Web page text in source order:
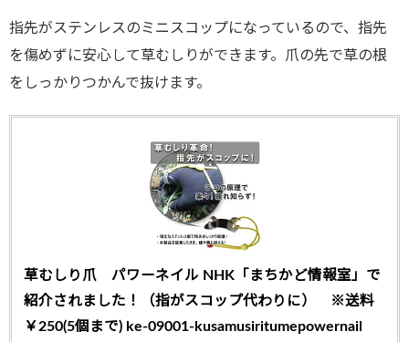
指先がステンレスのミニスコップになっているので、指先
を傷めずに安心して草むしりができます。爪の先で草の根
をしっかりつかんで抜けます。
草むしり爪 パワーネイル NHK「まちかど情報室」で
紹介されました！（指がスコップ代わりに） ※送料
￥250(5個まで) ke-09001-kusamusiritumepowernail